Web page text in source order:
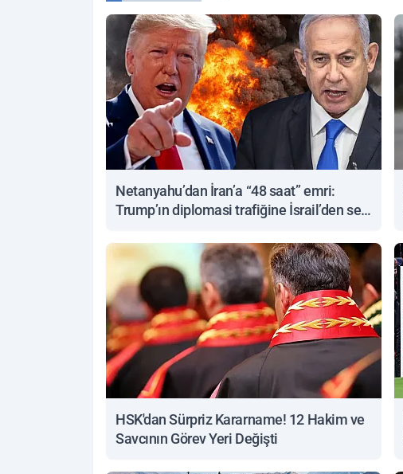
Netanyahu’dan İran’a “48 saat” emri:
Trump’ın diplomasi trafiğine İsrail’den sert
HSK'dan Sürpriz Kararname! 12 Hakim ve
Savcının Görev Yeri Değişti